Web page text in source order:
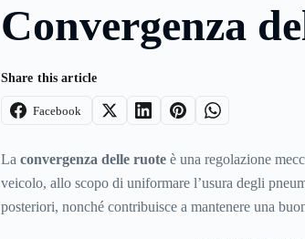
Convergenza
Share this article
Facebook
La convergenza delle ruoteè una regolazione
veicolo, allo scopo di uniformare l’usura degli
posteriori, nonché contribuisce a mantenere una